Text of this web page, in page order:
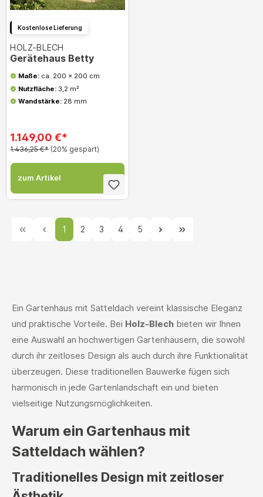
Kostenlose Lieferung
HOLZ-BLECH
Gerätehaus Betty
Maße: ca. 200 x 200 cm
Nutzfläche: 3,2 m²
Wandstärke:28 mm
1.149,00 €*
1.436,25 €* (20% gespart)
zum Artikel
1 2 3 4 5
Ein Gartenhaus mit Satteldach vereint klassische Eleganz
und praktische Vorteile. Bei Holz-Blech bieten wir Ihnen
eine Auswahl an hochwertigen Gartenhäusern, die sowohl
durch ihr zeitloses Design als auch durch ihre Funktionalität
überzeugen. Diese traditionellen Bauwerke fügen sich
harmonisch in jede Gartenlandschaft ein und bieten
vielseitige Nutzungsmöglichkeiten.
Warum ein Gartenhaus mit
Satteldach wählen?
Traditionelles Design mit zeitloser